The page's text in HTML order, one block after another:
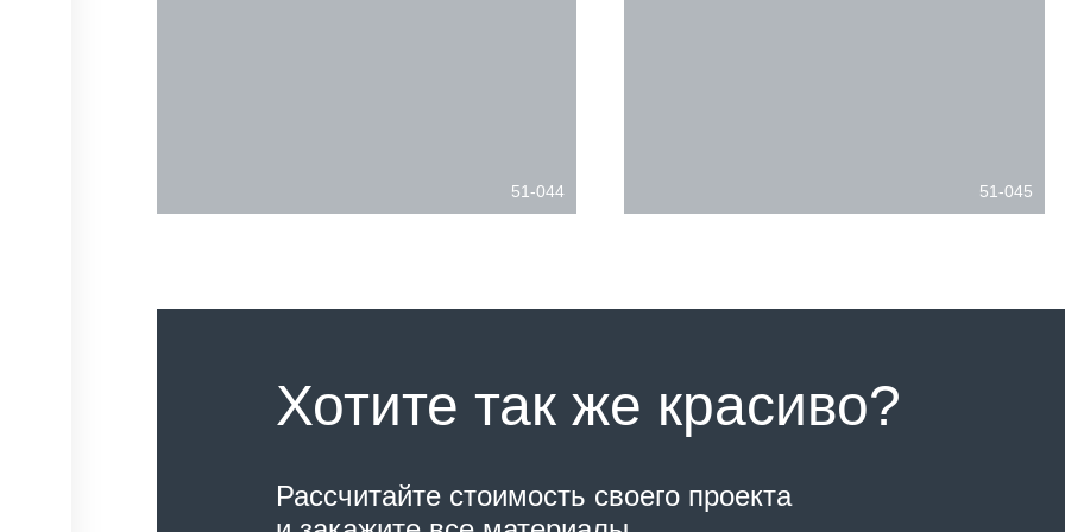
51-044 51-045
Хотите так же красиво?
Рассчитайте стоимость своего проекта